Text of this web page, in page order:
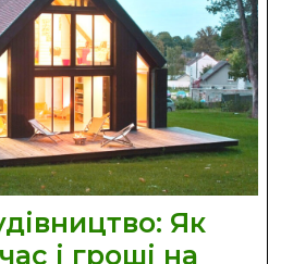
Як
і гроші на